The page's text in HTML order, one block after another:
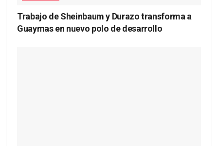
Trabajo de Sheinbaum y Durazo transforma a
Guaymas en nuevo polo de desarrollo